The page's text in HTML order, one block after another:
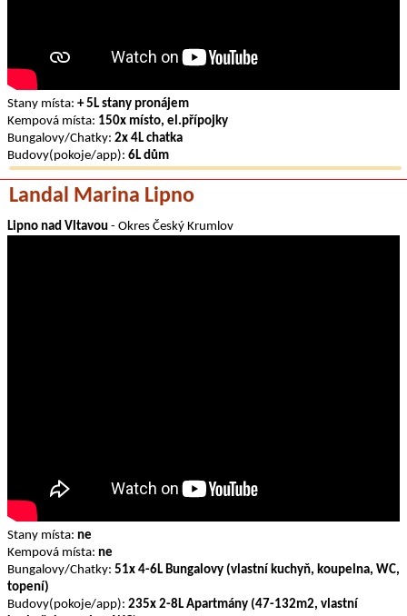
Stany místa: + 5L stany pronájem
Kempová místa: 150x místo, el.přípojky
Bungalovy/Chatky: 2x 4L chatka
Budovy(pokoje/app): 6L dům
Landal Marina Lipno
Lipno nad Vltavou - Okres Český Krumlov
Stany místa: ne
Kempová místa: ne
Bungalovy/Chatky: 51x 4-6L Bungalovy (vlastní kuchyň, koupelna, WC,
topení)
Budovy(pokoje/app): 235x 2-8L Apartmány (47-132m2, vlastní